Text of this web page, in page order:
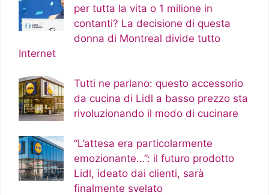
per tutta la vita o 1 milione in
contanti? La decisione di questa
donna di Montreal divide tutto
Internet
Tutti ne parlano: questo accessorio
da cucina di Lidl a basso prezzo sta
rivoluzionando il modo di cucinare
“L’attesa era particolarmente
emozionante…”: il futuro prodotto
Lidl, ideato dai clienti, sarà
finalmente svelato